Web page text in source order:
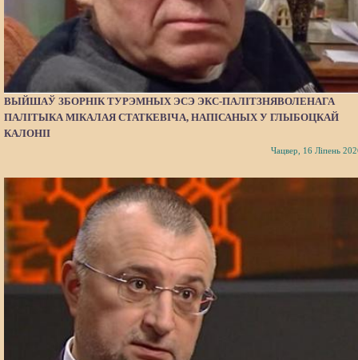
ВЫЙШАЎ ЗБОРНІК ТУРЭМНЫХ ЭСЭ ЭКС-ПАЛІТЗНЯВОЛЕНАГА
ПАЛІТЫКА МІКАЛАЯ СТАТКЕВІЧА, НАПІСАНЫХ У ГЛЫБОЦКАЙ
КАЛОНІІ
Чацвер, 16 Ліпень